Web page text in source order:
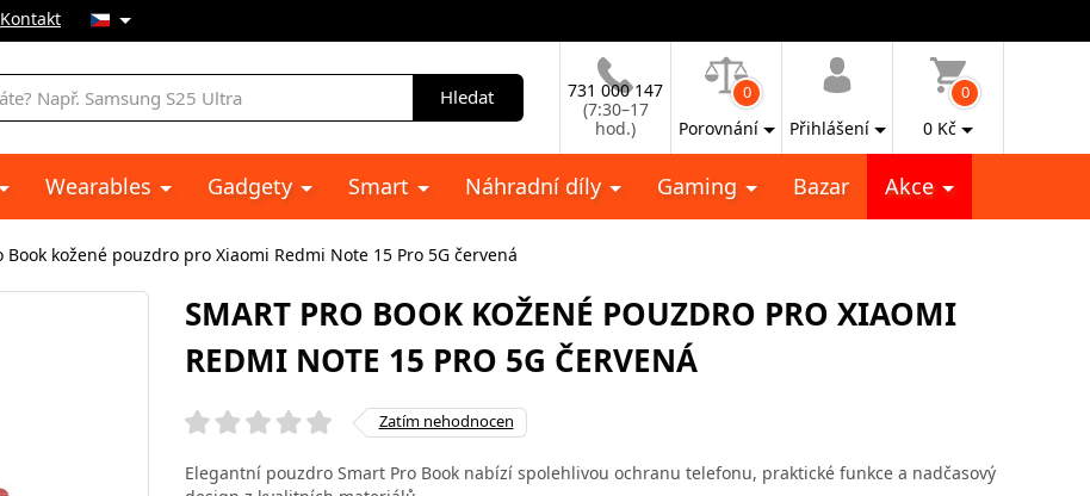
Kontakt
Hledat
731 000 147
(7:30–17
hod.)
0
Porovnání Přihlášení
0
0 Kč
Wearables Gadgety Smart Náhradní díly Gaming Bazar Akce
Book kožené pouzdro pro Xiaomi Redmi Note 15 Pro 5G červená
SMART PRO BOOK KOŽENÉ POUZDRO PRO XIAOMI
REDMI NOTE 15 PRO 5G ČERVENÁ
Zatím nehodnocen
Elegantní pouzdro Smart Pro Book nabízí spolehlivou ochranu telefonu, praktické funkce a nadčasový